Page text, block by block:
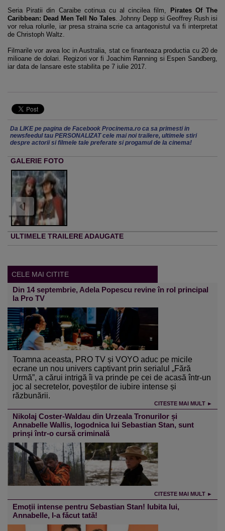
Seria Piratii din Caraibe cotinua cu al cincilea film, Pirates Of The
Caribbean: Dead Men Tell No Tales . Johnny Depp si Geoffrey Rush isi
vor relua rolurile, iar presa straina scrie ca antagonistul va fi interpretat
de Christoph Waltz.
Filmarile vor avea loc in Australia, stat ce finanteaza productia cu 20 de
milioane de dolari. Regizori vor fi Joachim Rønning si Espen Sandberg,
iar data de lansare este stabilita pe 7 iulie 2017.
Da LIKE pe pagina de Facebook Procinema.ro ca sa primesti in
newsfeedul tau PERSONALIZAT cele mai noi trailere, ultimele stiri
despre actorii si filmele tale preferate si progamul de la cinema!
GALERIE FOTO
ULTIMELE TRAILERE ADAUGATE
CELE MAI CITITE
Din 14 septembrie, Adela Popescu revine în rol principal
la Pro TV
Toamna aceasta, PRO TV și VOYO aduc pe micile
ecrane un nou univers captivant prin serialul „Fără
Urmă”, a cărui intrigă îi va prinde pe cei de acasă într-un
joc al secretelor, poveștilor de iubire intense și
răzbunării.
CITESTE MAI MULT ►
Nikolaj Coster-Waldau din Urzeala Tronurilor și
Annabelle Wallis, logodnica lui Sebastian Stan, sunt
prinși într-o cursă criminală
CITESTE MAI MULT ►
Emoții intense pentru Sebastian Stan! Iubita lui,
Annabelle, l-a făcut tată!